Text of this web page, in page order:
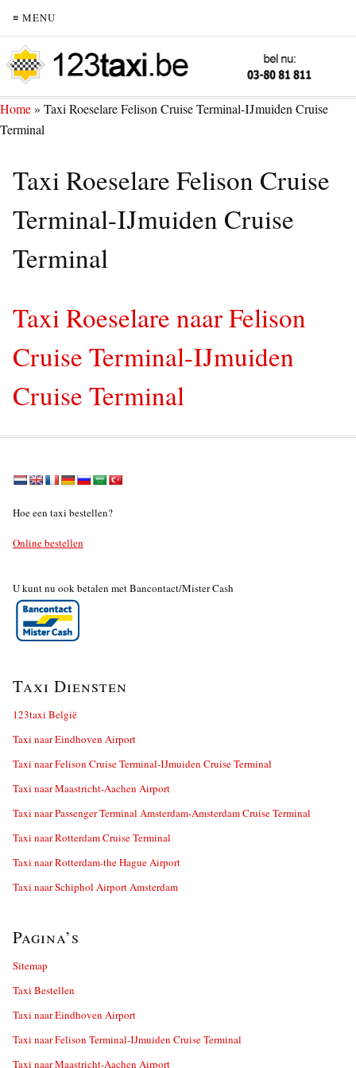
≡ MENU
Home» Taxi Roeselare Felison Cruise Terminal-IJmuiden Cruise
Terminal
Taxi Roeselare Felison Cruise
Terminal-IJmuiden Cruise
Terminal
Taxi Roeselare naar Felison
Cruise Terminal-IJmuiden
Cruise Terminal
Hoe een taxi bestellen?
Online bestellen
U kunt nu ook betalen met Bancontact/Mister Cash
Taxi Diensten
123taxi België
Taxi naar Eindhoven Airport
Taxi naar Felison Cruise Terminal-IJmuiden Cruise Terminal
Taxi naar Maastricht-Aachen Airport
Taxi naar Passenger Terminal Amsterdam-Amsterdam Cruise Terminal
Taxi naar Rotterdam Cruise Terminal
Taxi naar Rotterdam-the Hague Airport
Taxi naar Schiphol Airport Amsterdam
Pagina’s
Sitemap
Taxi Bestellen
Taxi naar Eindhoven Airport
Taxi naar Felison Terminal-IJmuiden Cruise Terminal
Taxi naar Maastricht-Aachen Airport